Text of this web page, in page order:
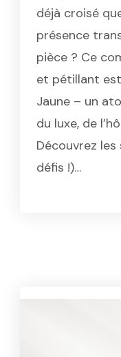
déjà croisé
présence
pièce ? Ce
et pétillant
Jaune – un
du luxe, de
Découvrez
défis !)…
Lire